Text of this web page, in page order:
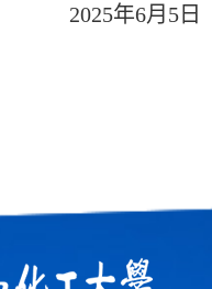
2025年6月 5 日